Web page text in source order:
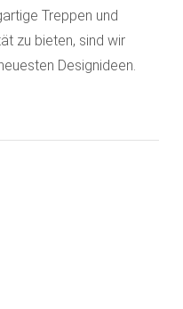
Treppen und
zu bieten, sind wir
Designideen.